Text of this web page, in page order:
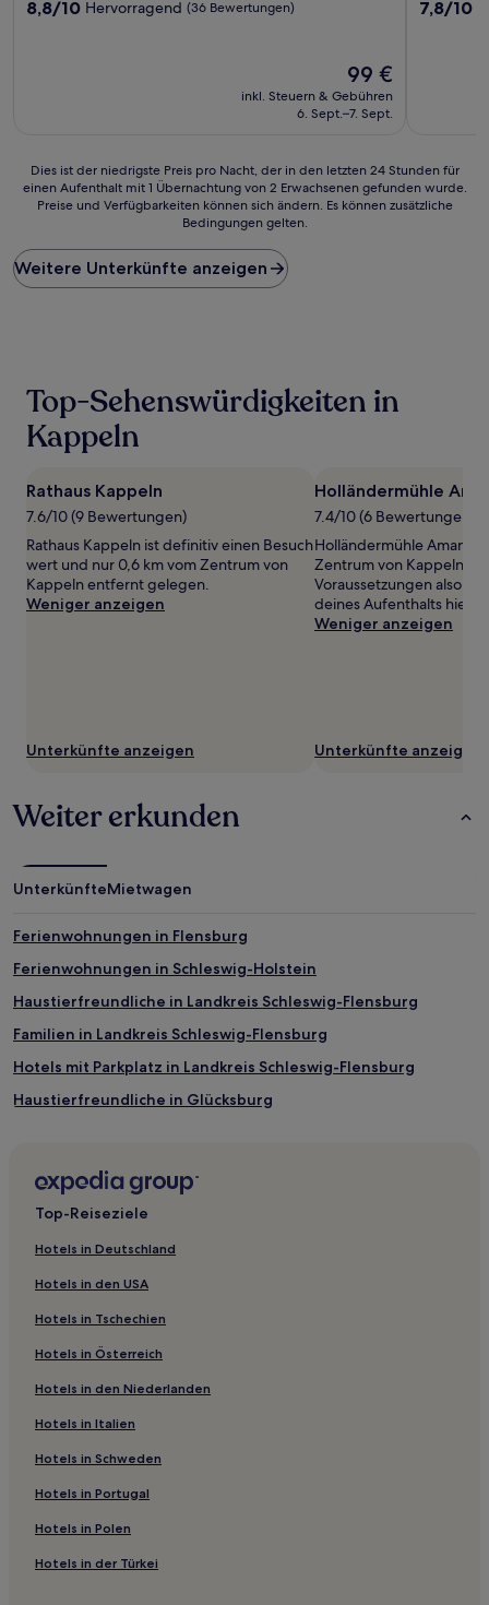
8.8
8,8/10 Hervorragend (36 Bewertungen)
Der
Preis
beträgt
99 €
inkl. Steuern & Gebühren
6. Sept.–7. Sept.
7.8
7,8/10
Dies
ist
Preis
pro
Nacht,
24 Stunden
einen
Aufenthalt
1 Übernachtung
2 Erwachsenen
gefunden
wurde.
Preise
und
Bedingungen
Dies ist der niedrigste Preis pro Nacht, der in den letzten 24 Stunden für
einen Aufenthalt mit 1 Übernachtung von 2 Erwachsenen gefunden wurde.
Preise und Verfügbarkeiten können sich ändern. Es können zusätzliche
Bedingungen gelten.
Weitere Unterkünfte anzeigen
Top-Sehenswürdigkeiten in
Kappeln
Rathaus Kappeln
7.6/10 (9 Bewertungen)
Rathaus Kappeln ist definitiv einen Besuch
wert und nur 0,6 km vom Zentrum von
Kappeln entfernt gelegen.
Weniger anzeigen
Unterkünfte anzeigen
Holländermühle
7.4/10 (6 Bewertungen)
Holländermühle
Zentrum von Kappeln.
Voraussetzungen also,
deines Aufenthalts hier
Weniger anzeigen
Unterkünfte anzeigen
Weiter erkunden
UnterkünfteMietwagen
Ferienwohnungen in Flensburg
Ferienwohnungen in Schleswig-Holstein
Haustierfreundliche in Landkreis Schleswig-Flensburg
Familien in Landkreis Schleswig-Flensburg
Hotels mit Parkplatz in Landkreis Schleswig-Flensburg
Haustierfreundliche in Glücksburg
Haustierfreundliche in Ellenberg
Familien in Kappeln
Familien in Kiel
Haustierfreundliche in Kiel
Familien in Karschau
Hotels mit Parkplatz in Laboe
Familien in Holnis
Hotels mit Wellnessbereich in Schleswig-Holstein
Hotels mit Fitnessbereich in Schleswig-Holstein
Familien in Schleswig-Holstein
Top-Reiseziele
Hotels in Deutschland
Hotels in den USA
Hotels in Tschechien
Hotels in Österreich
Hotels in den Niederlanden
Hotels in Italien
Hotels in Schweden
Hotels in Portugal
Hotels in Polen
Hotels in der Türkei